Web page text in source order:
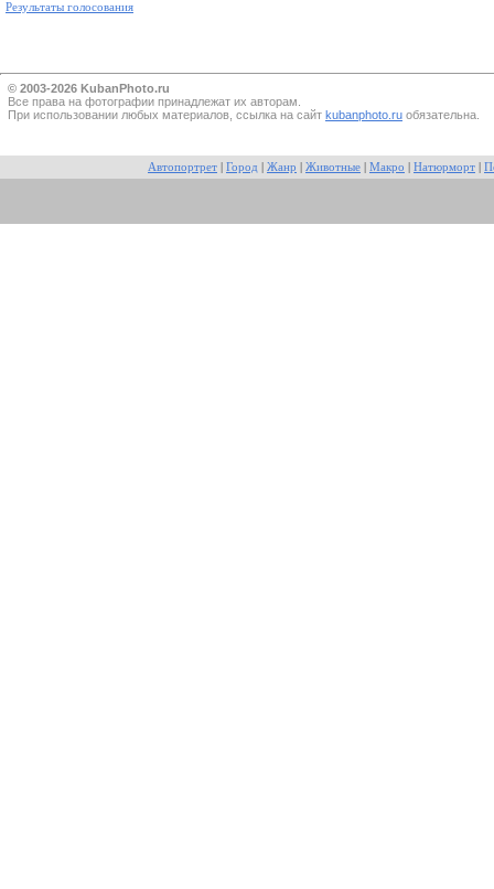
Результаты голосования
© 2003-2026 KubanPhoto.ru
Все прaва на фотографии принадлежат их авторам.
При использовании любых материалов, ссылка на сайт kubanphoto.ru обязательна.
Автопортрет Город Жанр Животные Макро Натюрморт